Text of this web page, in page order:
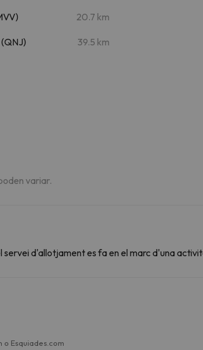
20.7 km
39.5 km
variar.
d'allotjament es fa en el marc d'una
Esquiades.com